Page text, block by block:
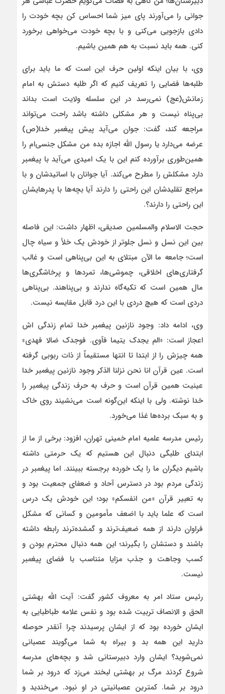
جوانی را می‌آورند پای میز شما احساس کن بچه خودت را
دادی بازجویی می‌کنی و با بچه خودت می‌خواهی برخورد
کنی. همه باید نسبت به هم همین باشیم.
وی، با بیان اینکه اولین حرف این است که ما باید برای
طلبه‌ها فضایی را تعریف کنیم که اگر طلبه دستش به امام
زمانش(عج) نمی‌رسد در این سلسله ولایت است بداند
بی‌پناه نیست و هر مشکلی داشته باشد راحت می‌تواند
مراجعه کند، گفت: جوان می‌آید پیش پیغمبر خدا(ص)
عرضه می‌دارد یا رسول الله اجازه بده من مشکل جنسی‌ام را
همین‌طوری برآورده کنم این با یک امیدی می‌آید با پیغمبر
دارد مشکلش را مطرح می‌کند. آیا جوانان با اساتیدشان و با
مراجع تقلیدشان این راحتی را دارند آیا بچه‌ها با پدرهایشان
این راحتی را دارند؟.
حجت الاسلام والمسلمین صدیقی، اظهار داشت: این فاصله
بین این نسل و نسل جلوتر از خودش یک خلأ و سیاه چال
است؛ جامعه ما الآن مبتلای به این بی‌پناهی است و غالب
گرفتاری‌های اخلاقی، چموشی‌ها، تمردها و پرخاشگری‌ها
مال همین است که تکیه‌گاه ندارند و بی‌پناهند. بی‌پناهی
دردی است که هیچ دردی با این درد قابل مقایسه نیست.
وی، ادامه داد: وجود نازنین پیغمبر خدا تمام زندگی اش
اعجاز است: «الم یجدک یتیما فآوی. فوجدک ضالا فهدی»
همه چیزش را از ابتدا تا انتها مستقیماً از ذات ربوبی گرفته
است. عین قرآن انا نحن نزلنا الذکر وجود نازنین پیغمبر خدا
عینیت همین قرآن است و حرف به حرف زندگی پیغمبر را
خدا نوشته. ولی با اینکه این‌گونه است می‌نشیند روی خاک
و به سبک برده‌ها غذا می‌خورد.
رئیس مدرسه علمیه امام خمینی تهران، افزود: برخی از ما از
ابتدای طلبگی دنبال این هستیم که یک حرمتی داشته
باشیم دیگران ما را یک خورده برجسته ببینند. اما پیغمبر در
زندگی مردم بود در دسترس آحاد و ضعفای جمعیت بود و
به تعبیر قرآن «من انفسکم» بود؛ این خودش یک درس
است که علما باید با اضعف مأمومین و کسانی که مشکل
فراوان دارند از همه ضعیف‌ترند و گمشده‌ترند رابطه داشته
باشند و دستشان را بگیرند؛ این همه دنبال محترم بودن و
کسب وجاهت و جذب مزایا متناسب با فضای پیغمبر
نیست.
رئیس ستاد امر به معروف کشور گفت: آیت الله بهشتی
الحق و الانصاف تربیت شده بود و نفس علامه طباطبایی به
ایشان خورده بود که از ایشان پرسیدند چرا آنقدر حوصله
دارید این همه بد و بیراه به شما می‌گویند عصبانی
نمی‌شوید؟ ایشان وارد دبیرستانی شد و بچه‌های مدرسه
شروع کردند مرگ بر بهشتی لبخند می‌زد که درود بر شما
درود بر شما. کمترین عصبانیتی در او نبود. می‌خندید و